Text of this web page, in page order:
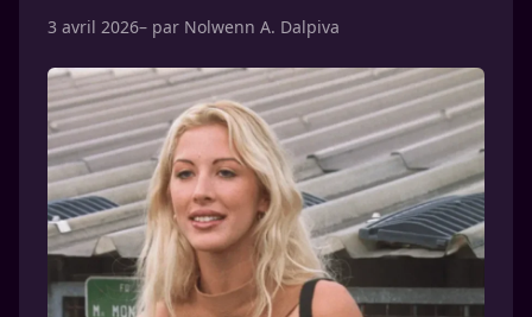
3 avril 2026– par Nolwenn A. Dalpiva